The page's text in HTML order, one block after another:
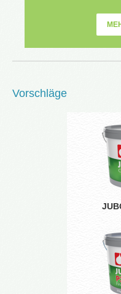
Vorschläge